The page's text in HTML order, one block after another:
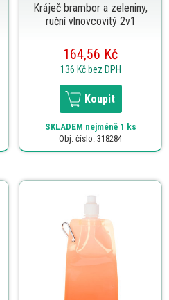
Kráječ brambor a zeleniny,
ruční vlnovcovitý 2v1
164,56 Kč
136 Kč bez DPH
Koupit
SKLADEM nejméně 1 ks
Obj. číslo: 318284